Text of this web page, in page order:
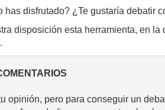
disfrutado? ¿Te gustaría debatir
disposición esta herramienta, en
opinión, pero para conseguir un